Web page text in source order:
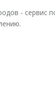
- сервис